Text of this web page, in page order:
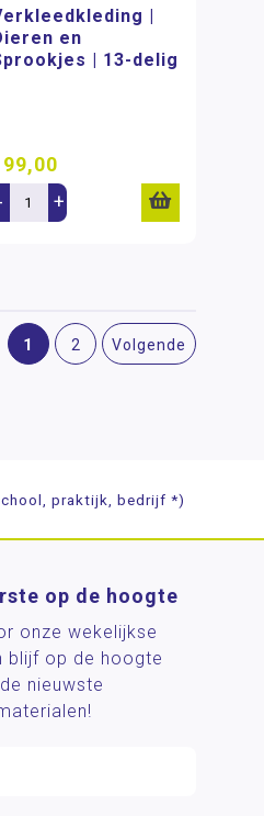
|
en
| 13-delig
+
1 2 Volgende
praktijk, bedrijf *)
op de hoogte
onze wekelijkse
blijf op de hoogte
nieuwste